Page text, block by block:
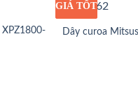
XPZ1800-
GIÁ SỈ
GIÁ TỐT
Dây curoa